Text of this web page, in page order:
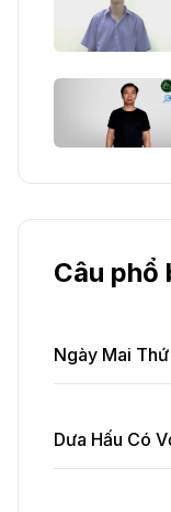
Câu phổ
Ngày Mai
Dưa Hấu Có